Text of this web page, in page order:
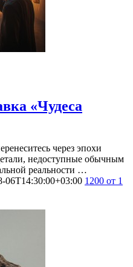
«Чудеса
через эпохи
недоступные обычным
реальности …
06T14:30:00+03:00 1200 от 1